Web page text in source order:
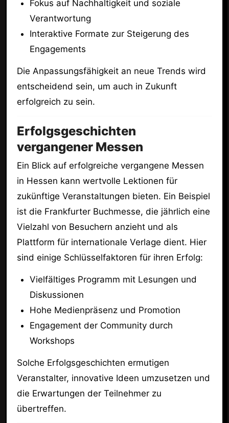
Fokus auf Nachhaltigkeit und soziale
Verantwortung
Interaktive Formate zur Steigerung des
Engagements
Die Anpassungsfähigkeit an neue Trends wird
entscheidend sein, um auch in Zukunft
erfolgreich zu sein.
Erfolgsgeschichten
vergangener Messen
Ein Blick auf erfolgreiche vergangene Messen
in Hessen kann wertvolle Lektionen für
zukünftige Veranstaltungen bieten. Ein Beispiel
ist die Frankfurter Buchmesse, die jährlich eine
Vielzahl von Besuchern anzieht und als
Plattform für internationale Verlage dient. Hier
sind einige Schlüsselfaktoren für ihren Erfolg:
Vielfältiges Programm mit Lesungen und
Diskussionen
Hohe Medienpräsenz und Promotion
Engagement der Community durch
Workshops
Solche Erfolgsgeschichten ermutigen
Veranstalter, innovative Ideen umzusetzen und
die Erwartungen der Teilnehmer zu
übertreffen.